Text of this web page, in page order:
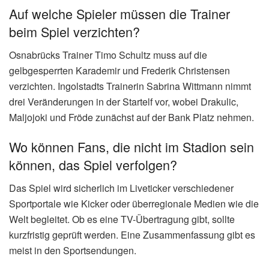
Auf welche Spieler müssen die Trainer
beim Spiel verzichten?
Osnabrücks Trainer Timo Schultz muss auf die
gelbgesperrten Karademir und Frederik Christensen
verzichten. Ingolstadts Trainerin Sabrina Wittmann nimmt
drei Veränderungen in der Startelf vor, wobei Drakulic,
Maljojoki und Fröde zunächst auf der Bank Platz nehmen.
Wo können Fans, die nicht im Stadion sein
können, das Spiel verfolgen?
Das Spiel wird sicherlich im Liveticker verschiedener
Sportportale wie Kicker oder überregionale Medien wie die
Welt begleitet. Ob es eine TV-Übertragung gibt, sollte
kurzfristig geprüft werden. Eine Zusammenfassung gibt es
meist in den Sportsendungen.